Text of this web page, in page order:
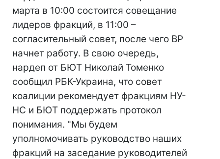
марта в 10:00 состоится совещание
лидеров фракций, в 11:00 –
согласительный совет, после чего ВР
начнет работу. В свою очередь,
нардеп от БЮТ Николай Томенко
сообщил РБК-Украина, что совет
коалиции рекомендует фракциям НУ-
НС и БЮТ поддержать протокол
понимания. "Мы будем
уполномочивать руководство наших
фракций на заседание руководителей